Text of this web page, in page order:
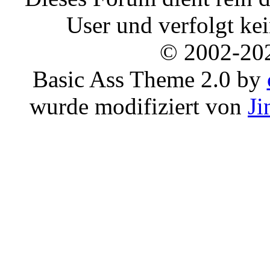
User und verfolgt
© 2002-
Basic Ass Theme 2.0 by
wurde modifiziert von